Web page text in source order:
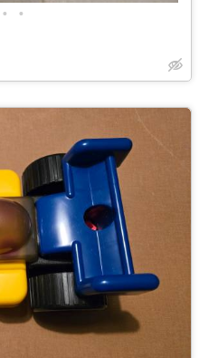
• •